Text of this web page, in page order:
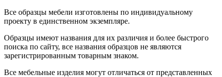
Все образцы мебели изготовлены по индивидуальному
проекту в единственном экземпляре.
Образцы имеют названия для их различия и более быстрого
поиска по сайту, все названия образцов не являются
зарегистрированным товарным знаком.
Все мебельные изделия могут отличаться от представленных